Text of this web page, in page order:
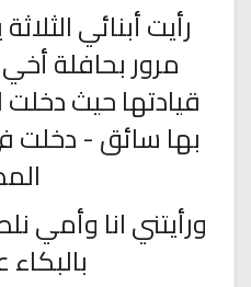
رأيت أبنائي
مرور بحافلة
قيادتها حيث
بها سائق - دخلت
ورأيتني انا وأمي